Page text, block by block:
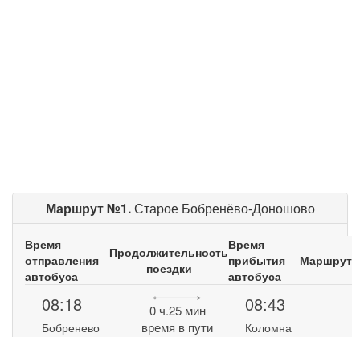
Маршрут №1.Старое Бобренёво-Доношово
Время
отправления
автобуса
Продолжительность
поездки
Время
прибытия
автобуса
Маршрут
08:18
Бобренево
0 ч.25 мин
время в пути
08:43
Коломна